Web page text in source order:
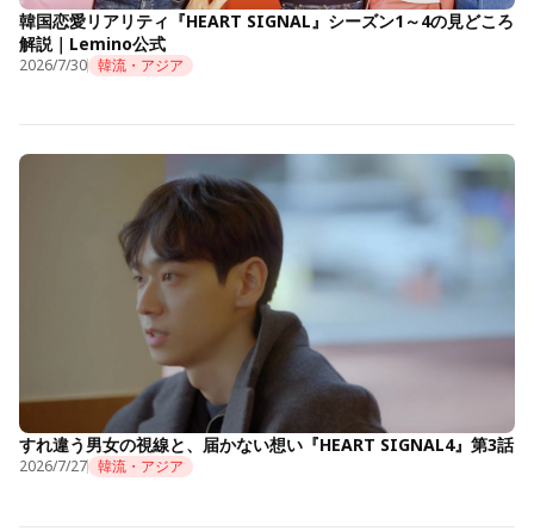
韓国恋愛リアリティ『HEART SIGNAL』シーズン1～4の見どころ
解説｜Lemino公式
2026/7/30 韓流・アジア
すれ違う男女の視線と、届かない想い『HEART SIGNAL4』第3話
2026/7/27 韓流・アジア